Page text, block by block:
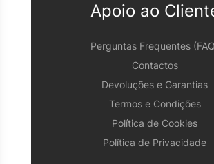
Apoio ao
Perguntas Frequentes
Contactos
Devoluções e Garantias
Termos e Condições
Política de Cookies
Política de Privacidade